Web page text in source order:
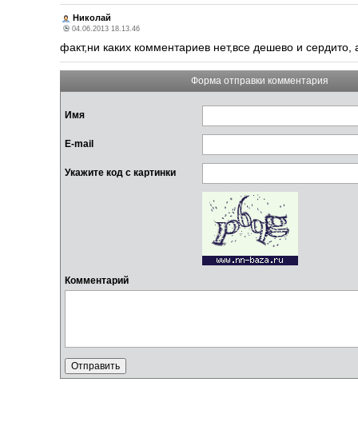
Николай
04.06.2013 18.13.46
факт,ни каких комментариев нет,все дешево и сердито,
Форма отправки комментария
Имя
E-mail
Укажите код с картинки
Комментарий